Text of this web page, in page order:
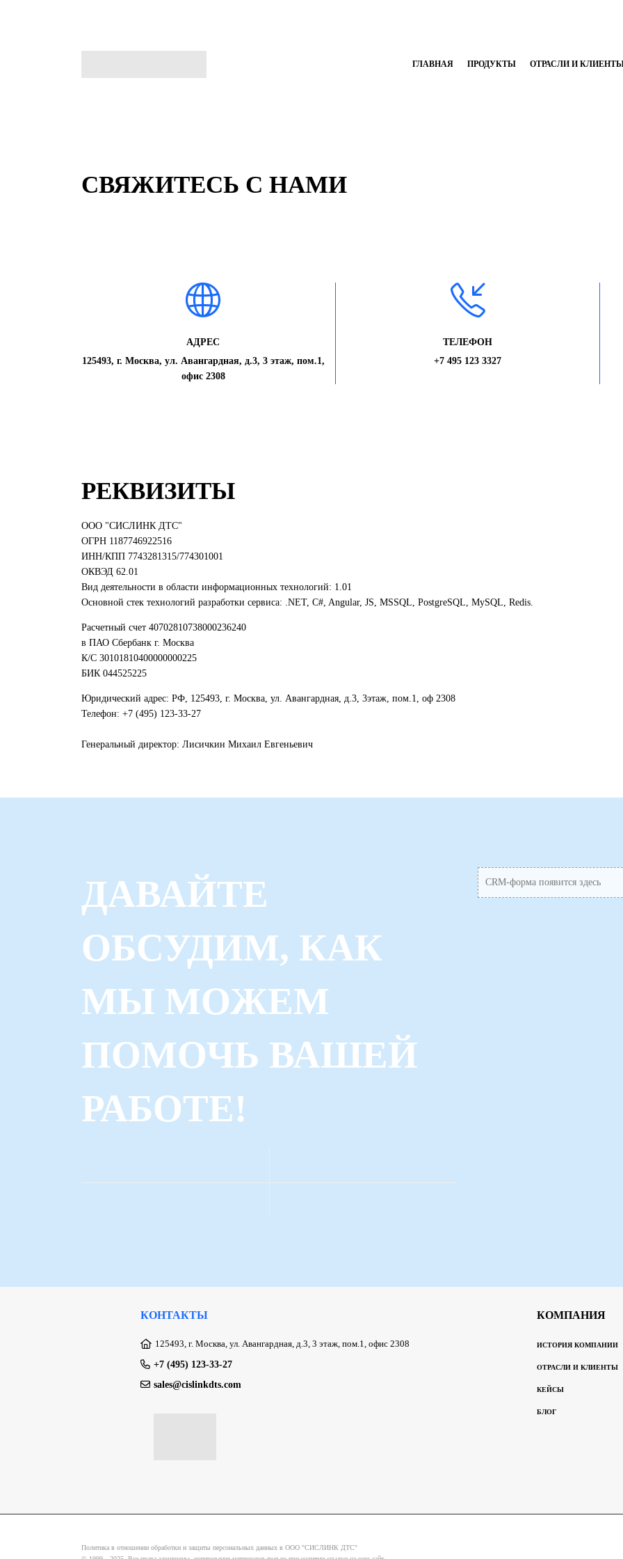
ГЛАВНАЯ ПРОДУКТЫ ОТРАСЛИ И
СВЯЖИТЕСЬ С НАМИ
АДРЕС
125493, г. Москва, ул. Авангардная, д.3, 3 этаж, пом.1,
офис 2308
ТЕЛЕФОН
+7 495 123 3327
РЕКВИЗИТЫ
ООО "СИСЛИНК ДТС"
ОГРН 1187746922516
ИНН/КПП 7743281315/774301001
ОКВЭД 62.01
Вид деятельности в области информационных технологий: 1.01
Основной стек технологий разработки сервиса: .NET, C#, Angular, JS, MSSQL, PostgreSQL, MySQL, Redis.
Расчетный счет 40702810738000236240
в ПАО Сбербанк г. Москва
К/С 30101810400000000225
БИК 044525225
Юридический адрес: РФ, 125493, г. Москва, ул. Авангардная, д.3, 3этаж, пом.1, оф 2308
Телефон: +7 (495) 123-33-27
Генеральный директор: Лисичкин Михаил Евгеньевич
ДАВАЙТЕ
ОБСУДИМ, КАК
МЫ МОЖЕМ
ПОМОЧЬ ВАШЕЙ
РАБОТЕ!
CRM-форма появится здесь
КОНТАКТЫ
125493, г. Москва, ул. Авангардная, д.3, 3 этаж, пом.1, офис 2308
+7 (495) 123-33-27
sales@cislinkdts.com
КОМПАНИЯ
ИСТОРИЯ КОМПАНИИ
ОТРАСЛИ И КЛИЕНТЫ
КЕЙСЫ
БЛОГ
Политика в отношении обработки и защиты персональных данных в ООО "СИСЛИНК ДТС"